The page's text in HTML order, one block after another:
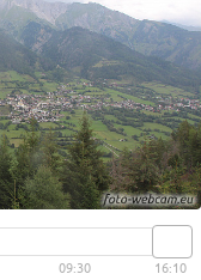
View
09:30 16:10